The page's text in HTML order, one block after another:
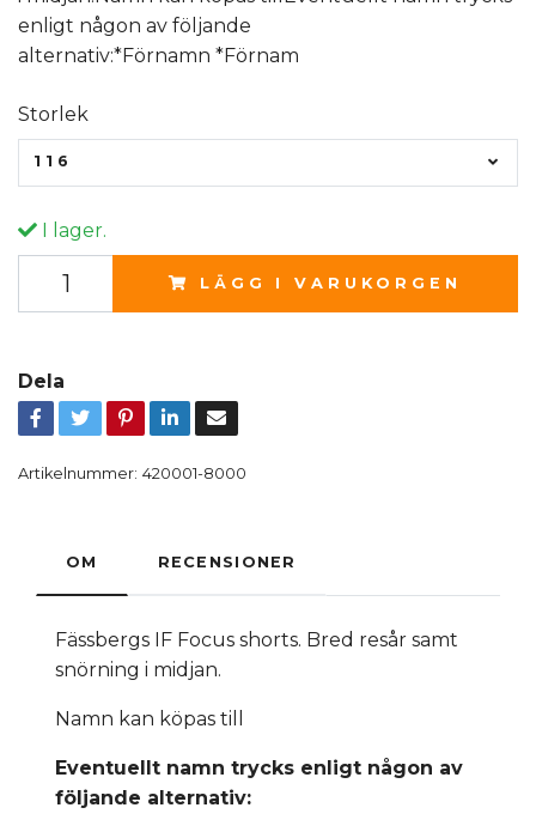
enligt någon av följande
alternativ:*Förnamn *Förnam
Storlek
116
I lager.
LÄGG I VARUKORGEN
Dela
Artikelnummer: 420001-8000
OM RECENSIONER
Fässbergs IF Focus shorts. Bred resår samt
snörning i midjan.
Namn kan köpas till
Eventuellt namn trycks enligt någon av
följande alternativ: